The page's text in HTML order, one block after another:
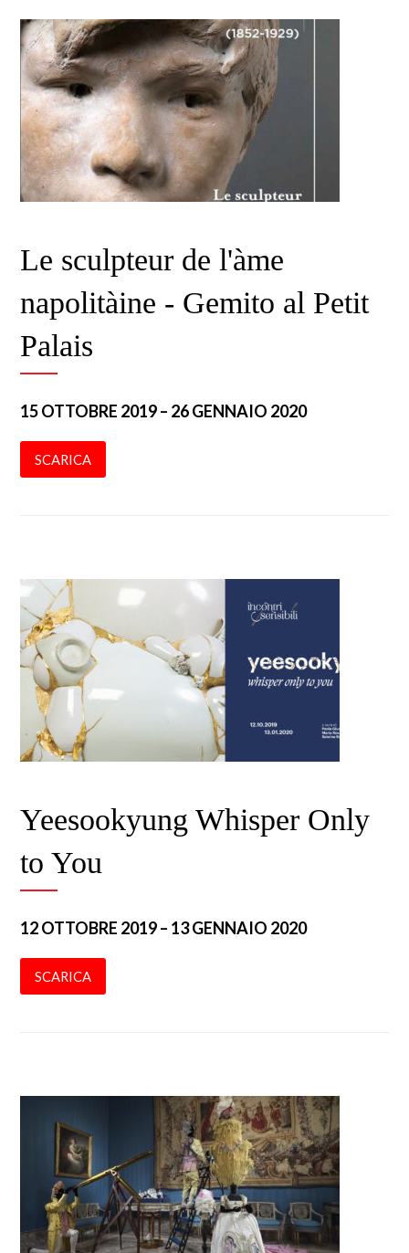
Le sculpteur de l'àme
napolitàine - Gemito al Petit
Palais
15 OTTOBRE 2019 – 26 GENNAIO 2020
SCARICA
Yeesookyung Whisper Only
to You
12 OTTOBRE 2019 – 13 GENNAIO 2020
SCARICA